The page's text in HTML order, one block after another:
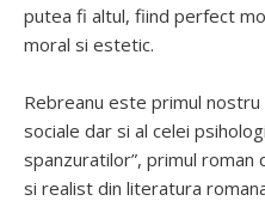
putea fi altul, fiind perfect
moral si estetic.
Rebreanu este primul
sociale dar si al celei
spanzuratilor”, primul roman
si realist din literatura